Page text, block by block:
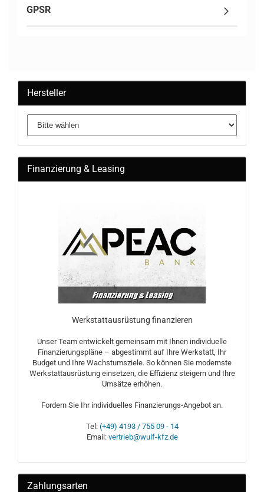
GPSR
Hersteller
Finanzierung & Leasing
Werkstattausrüstung finanzieren
Unser Team entwickelt gemeinsam mit Ihnen individuelle
Finanzierungspläne – abgestimmt auf Ihre Werkstatt, Ihr
Budget und Ihre Wachstumsziele. So können Sie modernste
Werkstattausrüstung einsetzen, die Effizienz steigern und Ihre
Umsätze erhöhen.
Fordern Sie Ihr individuelles Finanzierungs-Angebot an.
Tel: (+49) 4193 / 755 09 - 14
Email: vertrieb@wulf-kfz.de
Zahlungsarten